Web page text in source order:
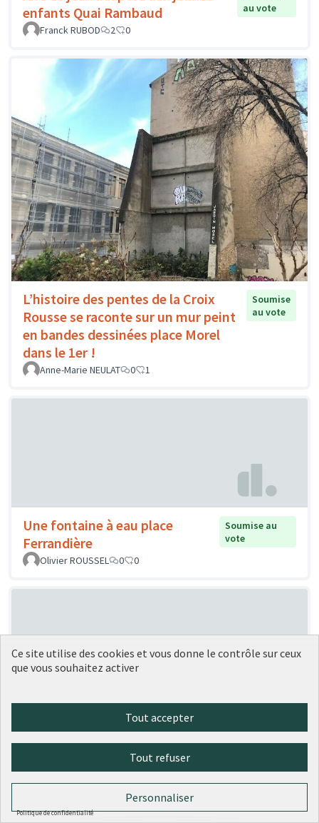
enfants Quai Rambaud
au vote
Franck RUBOD
2 0
L’histoire des pentes de la Croix
Rousse se raconte sur un mur peint
en bandes dessinées place Morel
dans le 1er !
Soumise
au vote
Anne-Marie NEULAT 0 1
Une fontaine à eau place
Ferrandière
Soumise au
vote
Olivier ROUSSEL
0 0
Des antivols en libre service dans
chaque établissement public
au vote
Ce site utilise des cookies et vous donne le contrôle sur ceux
que vous souhaitez activer
Tout accepter
Tout refuser
Personnaliser
Politique de confidentialité